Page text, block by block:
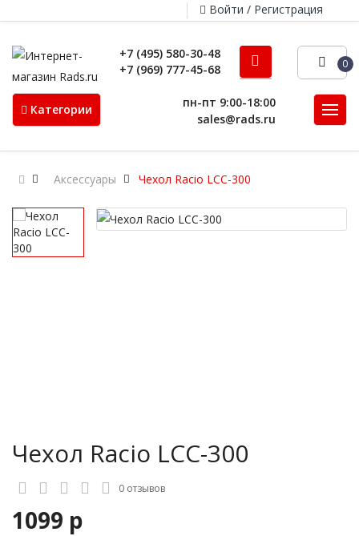
Войти / Регистрация
+7 (495) 580-30-48
+7 (969) 777-45-68
0
Категории
пн-пт 9:00-18:00
sales@rads.ru
Аксессуары Чехол Racio LCC-300
Чехол Racio LCC-300
0 отзывов
1099 р